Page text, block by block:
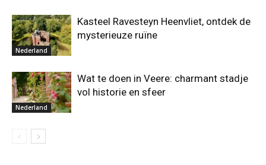
Nederland
Kasteel Ravesteyn Heenvliet, ontdek de
mysterieuze ruïne
Nederland
Wat te doen in Veere: charmant stadje
vol historie en sfeer